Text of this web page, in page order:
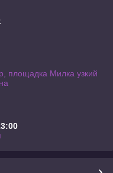
площадка Милка узкий